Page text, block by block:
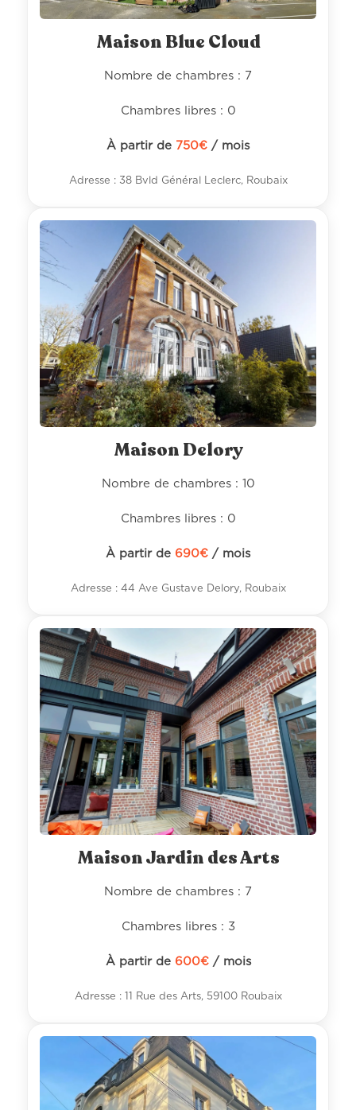
Maison Blue Cloud
Nombre de chambres : 7
Chambres libres : 0
À partir de 750€ / mois
Adresse : 38 Bvld Général Leclerc, Roubaix
Maison Delory
Nombre de chambres : 10
Chambres libres : 0
À partir de 690€ / mois
Adresse : 44 Ave Gustave Delory, Roubaix
Maison Jardin des Arts
Nombre de chambres : 7
Chambres libres : 3
À partir de 600€/ mois
Adresse : 11 Rue des Arts, 59100 Roubaix